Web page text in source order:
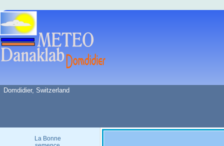
Domdidier, Switzerland
La Bonne